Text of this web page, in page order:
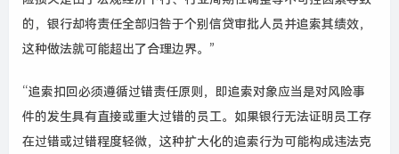
的，银行却将责任全部归咎于个别信贷审批人员并追索其绩效，
这种做法就可能超出了合理边界。”
“追索扣回必须遵循过错责任原则，即追索对象应当是对风险事
件的发生具有直接或重大过错的员工。如果银行无法证明员工存
在过错或过错程度轻微，这种扩大化的追索行为可能构成违法克